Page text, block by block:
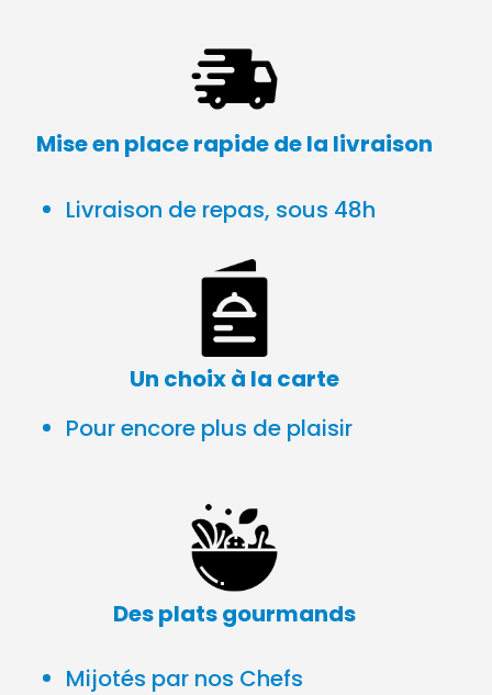
Mise en place rapide de la livraison
Livraison de repas, sous 48h
Un choix à la carte
Pour encore plus de plaisir
Des plats gourmands
Mijotés par nos Chefs